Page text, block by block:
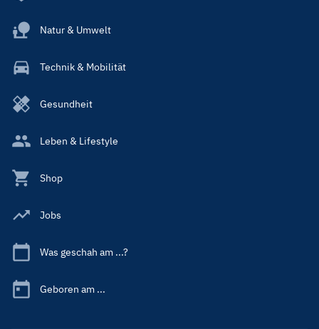
Natur & Umwelt
Technik & Mobilität
Gesundheit
Leben & Lifestyle
Shop
Jobs
Was geschah am ...?
Geboren am ...